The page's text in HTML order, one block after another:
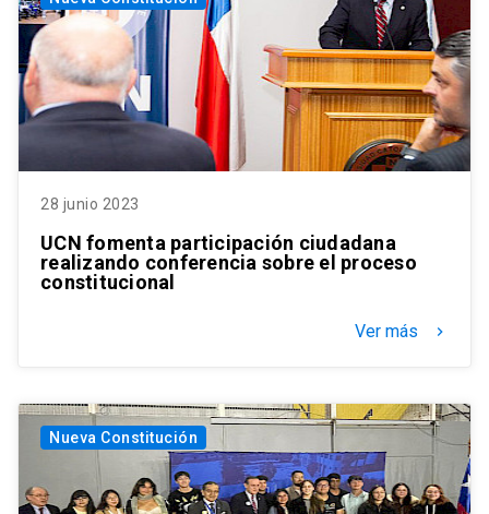
28 junio 2023
UCN fomenta participación ciudadana
realizando conferencia sobre el proceso
constitucional
Ver más keyboard_arrow_right
Nueva Constitución